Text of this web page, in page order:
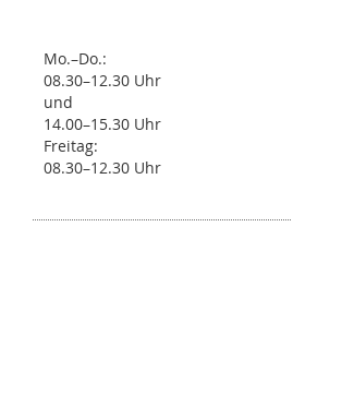
Mo.–Do.:
08.30–12.30 Uhr
und
14.00–15.30 Uhr
Freitag:
08.30–12.30 Uhr